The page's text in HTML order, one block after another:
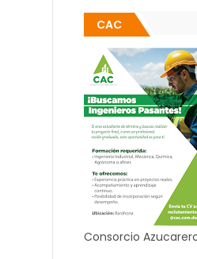
CAC
Consorcio